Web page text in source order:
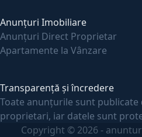
Anunțuri Imobiliare
Anunțuri Direct Proprietar
Apartamente la Vânzare
Transparență și încredere
Toate anunțurile sunt publicate
proprietari, iar datele sunt
Copyright © 2026 -